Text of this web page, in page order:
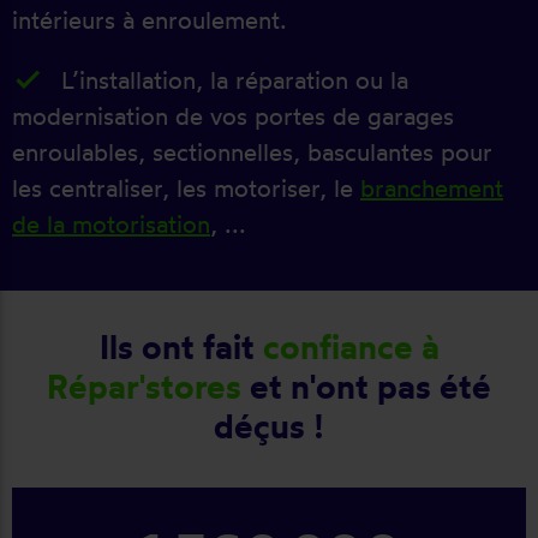
intérieurs à enroulement.
L’installation, la réparation ou la
modernisation de vos portes de garages
enroulables, sectionnelles, basculantes pour
les centraliser, les motoriser, le branchement
de la motorisation, ...
Ils ont fait confiance à
Répar'stores et n'ont pas été
déçus !